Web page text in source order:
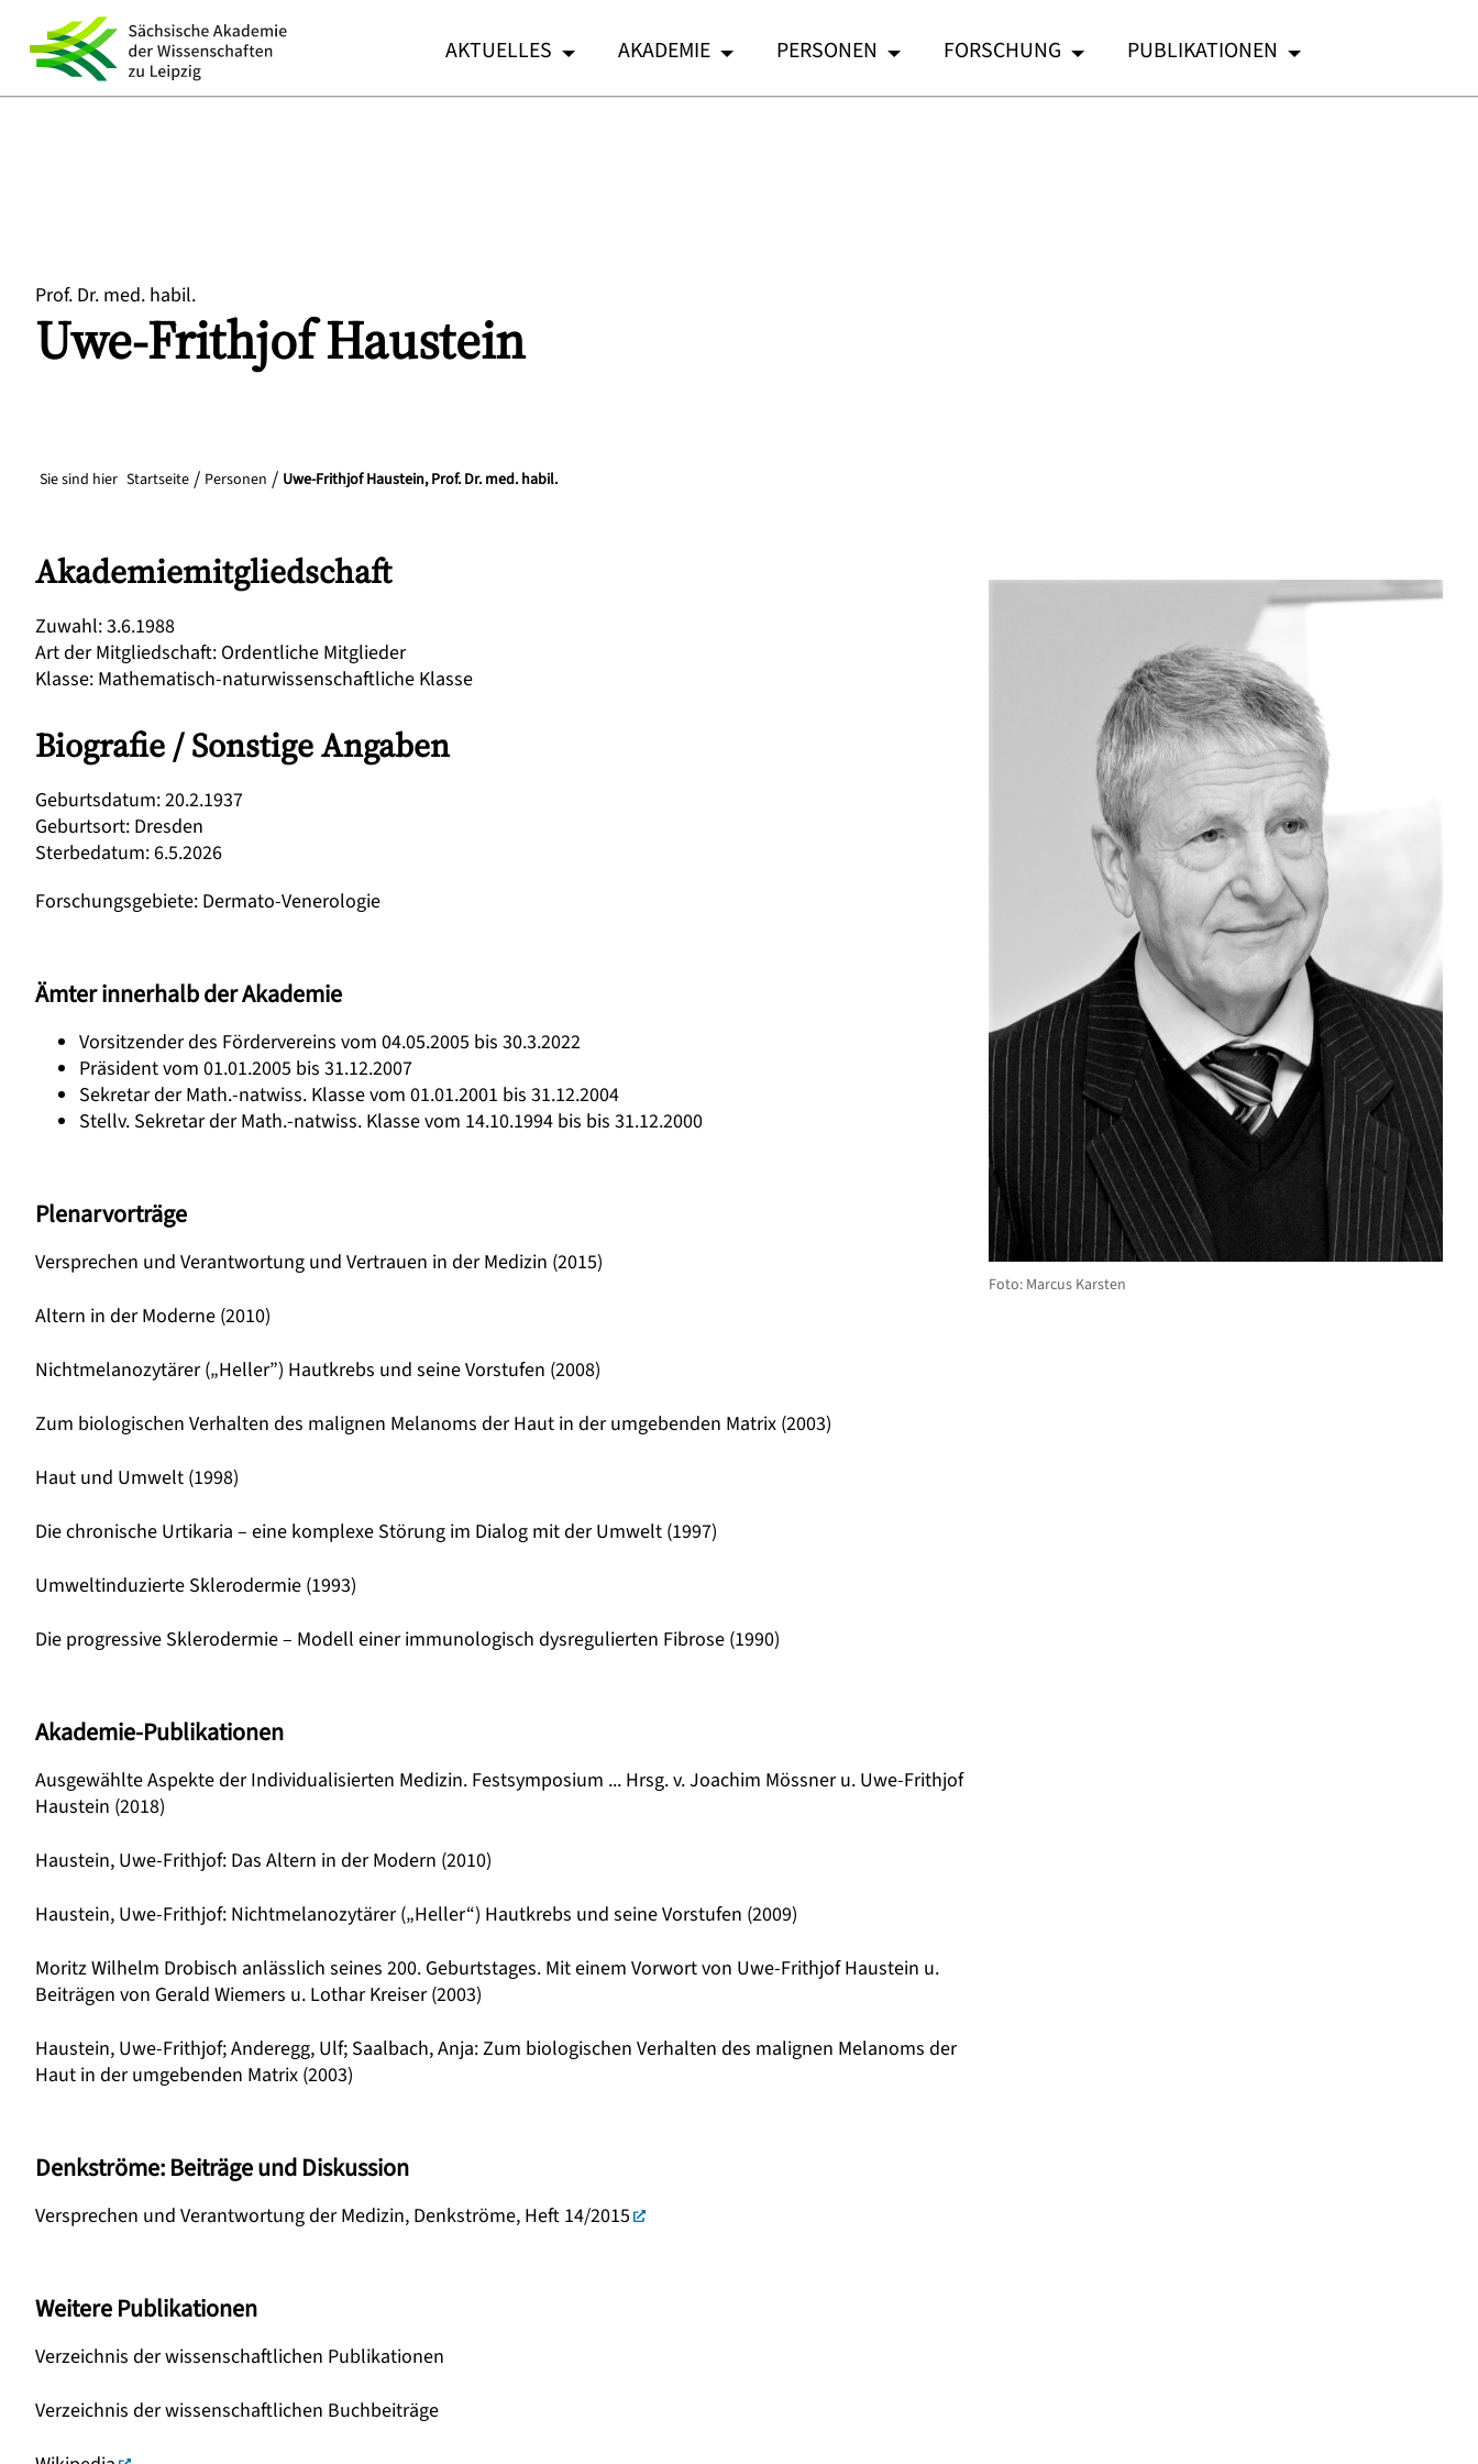
AKTUELLES AKADEMIE PERSONEN FORSCHUNG PUBLIKATIONEN
Prof. Dr. med. habil.
Uwe-FrithjofHaustein
Sie sind hier Startseite Personen Uwe-Frithjof Haustein, Prof. Dr. med. habil.
Akademiemitgliedschaft
Zuwahl:3.6.1988
Art der Mitgliedschaft: Ordentliche Mitglieder
Klasse: Mathematisch-naturwissenschaftliche Klasse
Biografie / Sonstige Angaben
Geburtsdatum:20.2.1937
Geburtsort: Dresden
Sterbedatum:6.5.2026
Forschungsgebiete: Dermato-Venerologie
Ämter innerhalb der Akademie
Vorsitzender des Fördervereins vom 04.05.2005 bis 30.3.2022
Präsident vom 01.01.2005 bis 31.12.2007
Sekretar der Math.-natwiss. Klasse vom 01.01.2001 bis 31.12.2004
Stellv. Sekretar der Math.-natwiss. Klasse vom 14.10.1994 bis bis 31.12.2000
Plenarvorträge
Versprechen und Verantwortung und Vertrauen in der Medizin (2015)
Altern in der Moderne (2010)
Nichtmelanozytärer („Heller”) Hautkrebs und seine Vorstufen (2008)
Zum biologischen Verhalten des malignen Melanoms der Haut in der umgebenden Matrix (2003)
Haut und Umwelt (1998)
Die chronische Urtikaria – eine komplexe Störung im Dialog mit der Umwelt (1997)
Umweltinduzierte Sklerodermie (1993)
Die progressive Sklerodermie – Modell einer immunolo­gisch dysregulierten Fibrose (1990)
Akademie-Publikationen
Ausgewählte Aspekte der Individualisierten Medizin. Festsymposium ... Hrsg. v. Joachim Mössner u. Uwe-Frithjof
Haustein (2018)
Haustein, Uwe-Frithjof: Das Altern in der Modern (2010)
Haustein, Uwe-Frithjof: Nichtmelanozytärer („Heller“) Hautkrebs und seine Vorstufen (2009)
Moritz Wilhelm Drobisch anlässlich seines 200. Geburtstages. Mit einem Vorwort von Uwe-Frithjof Haustein u.
Beiträgen von Gerald Wiemers u. Lothar Kreiser (2003)
Haustein, Uwe-Frithjof; Anderegg, Ulf; Saalbach, Anja: Zum biologischen Verhalten des malignen Melanoms der
Haut in der umgebenden Matrix (2003)
Denkströme: Beiträge und Diskussion
Versprechen und Verantwortung der Medizin, Denkströme, Heft 14/2015
Weitere Publikationen
Verzeichnis der wissenschaftlichen Publikationen
Verzeichnis der wissenschaftlichen Buchbeiträge
Foto: Marcus Karsten